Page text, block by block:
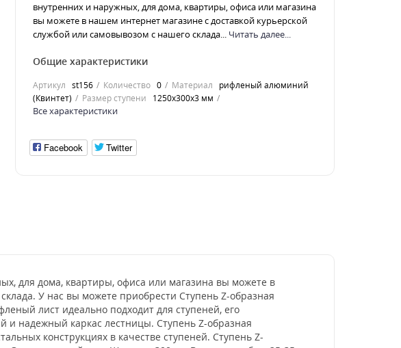
внутренних и наружных, для дома, квартиры, офиса или магазина
вы можете в нашем интернет магазине с доставкой курьерской
службой или самовывозом с нашего склада... Читать далее...
Общие характеристики
Артикул st156 Количество 0 Материал
рифленый алюминий
(Квинтет)
Размер ступени 1250x300x3 мм
Все характеристики
Facebook Twitter
для дома, квартиры, офиса или магазина вы можете в
У нас вы можете приобрести Ступень Z-образная
лист идеально подходит для ступеней, его
и надежный каркас лестницы. Ступень Z-образная
конструкциях в качестве ступеней. Ступень Z-